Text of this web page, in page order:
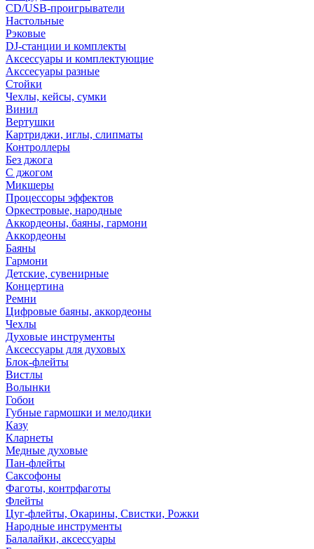
CD/USB-проигрыватели
Настольные
Рэковые
DJ-станции и комплекты
Аксессуары и комплектующие
Акссесуары разные
Стойки
Чехлы, кейсы, сумки
Винил
Вертушки
Картриджи, иглы, слипматы
Контроллеры
Без джога
С джогом
Микшеры
Процессоры эффектов
Оркестровые, народные
Аккордеоны, баяны, гармони
Аккордеоны
Баяны
Гармони
Детские, сувенирные
Концертина
Ремни
Цифровые баяны, аккордеоны
Чехлы
Духовые инструменты
Аксессуары для духовых
Блок-флейты
Вистлы
Волынки
Гобои
Губные гармошки и мелодики
Казу
Кларнеты
Медные духовые
Пан-флейты
Саксофоны
Фаготы, контрфаготы
Флейты
Цуг-флейты, Окарины, Свистки, Рожки
Народные инструменты
Балалайки, аксессуары